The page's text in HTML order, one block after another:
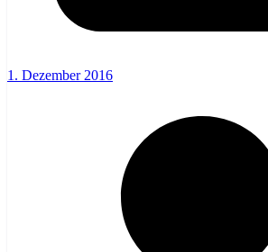
1. Dezember 2016